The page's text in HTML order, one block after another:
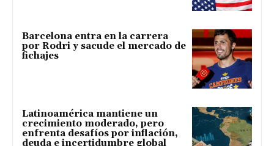
Barcelona entra en la carrera
por Rodri y sacude el mercado de
fichajes
Latinoamérica mantiene un
crecimiento moderado, pero
enfrenta desafíos por inflación,
deuda e incertidumbre global